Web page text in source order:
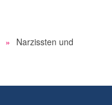
Narzissten und